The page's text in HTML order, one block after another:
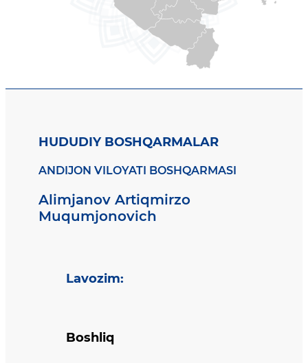
HUDUDIY BOSHQARMALAR
ANDIJON VILOYATI BOSHQARMASI
Alimjanov Artiqmirzo
Muqumjonovich
Lavozim:
Boshliq